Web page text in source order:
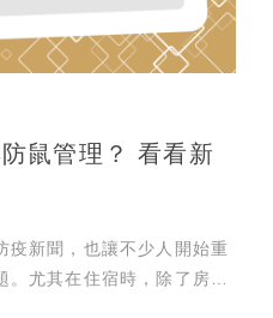
鼠管理？ 看看新
疫新聞，也讓不少人開始重
。尤其在住宿時，除了房間